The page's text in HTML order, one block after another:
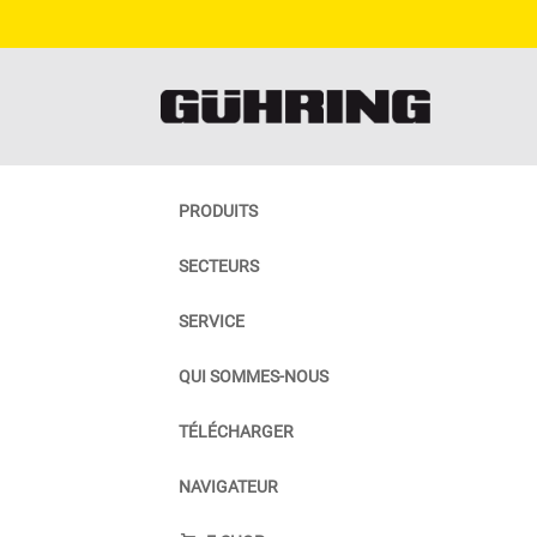
PRODUITS
SECTEURS
SERVICE
QUI SOMMES-NOUS
TÉLÉCHARGER
NAVIGATEUR